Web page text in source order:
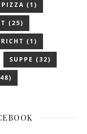
PIZZA (1)
(25)
(1)
SUPPE (32)